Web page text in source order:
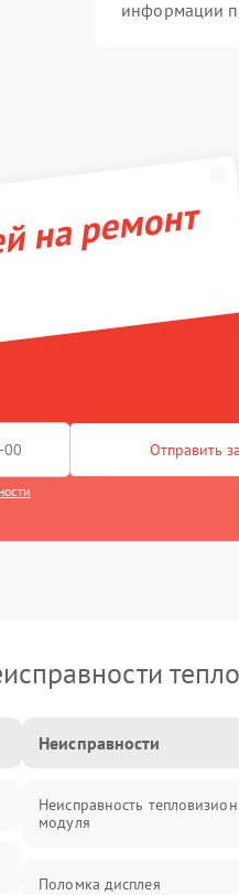
информации
на ремонт
Отправить
Неисправности
Неисправность
модуля
Поломка дисплея